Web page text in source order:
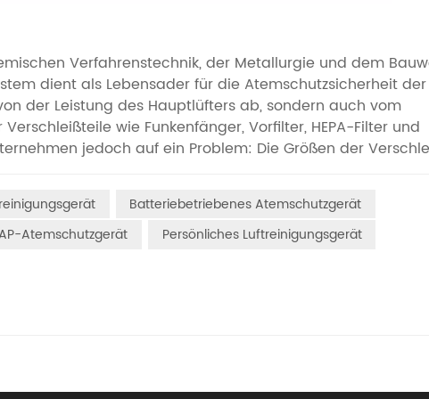
Verfahrenstechnik, der Metallurgie und dem
dient als Lebensader für die Atemschutzsicherheit der
der Leistung des Hauptlüfters ab, sondern auch vom
wie Funkenfänger, Vorfilter, HEPA-Filter und
jedoch auf ein Problem: Die Größen der
bergen. Warum sind
Größenunterschiede bei Verschleißteilen verschiedener
ihrer Komponenten üblicherweise
Schutzanforderungen ihrer Ventilatoren an. Zum einen
Luftkanaldurchmesser, Schnittstellendesign und
Batteriebetriebenes Atemschutzgerät
Atemschutzgerät Persönliches Luftreinigungsgerät